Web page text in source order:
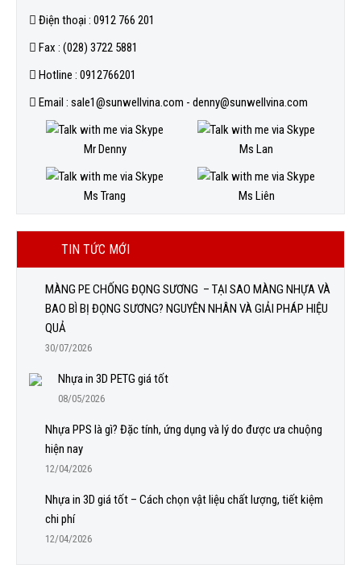
Điện thoại : 0912 766 201
Fax : (028) 3722 5881
Hotline : 0912766201
Email : sale1@sunwellvina.com - denny@sunwellvina.com
Mr Denny Ms Lan
Ms Trang Ms Liên
TIN TỨC MỚI
MÀNG PE CHỐNG ĐỌNG SƯƠNG – TẠI SAO MÀNG NHỰA VÀ
BAO BÌ BỊ ĐỌNG SƯƠNG? NGUYÊN NHÂN VÀ GIẢI PHÁP HIỆU
QUẢ
30/07/2026
Nhựa in 3D PETG giá tốt
08/05/2026
Nhựa PPS là gì? Đặc tính, ứng dụng và lý do được ưa chuộng
hiện nay
12/04/2026
Nhựa in 3D giá tốt – Cách chọn vật liệu chất lượng, tiết kiệm
chi phí
12/04/2026